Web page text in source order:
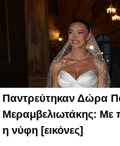
Παντρεύτηκαν Δώρα
Μεραμβελιωτάκης: Με
η νύφη [εικόνες]